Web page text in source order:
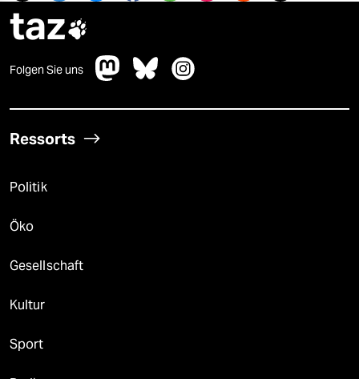
taz
Folgen Sie uns
Ressorts
Politik
Öko
Gesellschaft
Kultur
Sport